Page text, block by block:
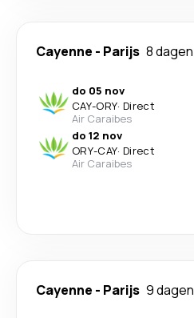
Cayenne - Parijs 8 dagen
do 05 nov
CAY-ORY· Direct
Air Caraibes
do 12 nov
ORY-CAY· Direct
Air Caraibes
Cayenne - Parijs 9 dagen